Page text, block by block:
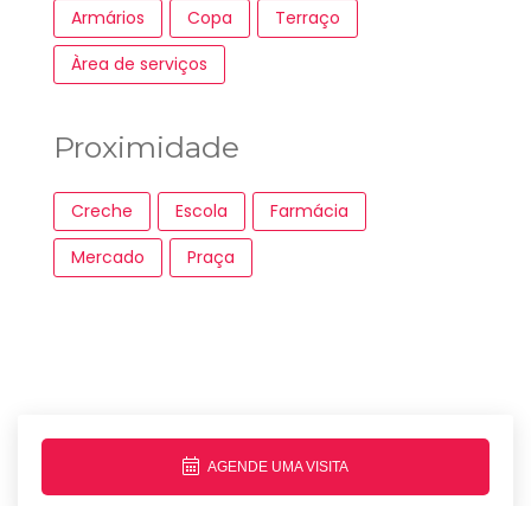
Armários
Copa
Terraço
Àrea de serviços
Proximidade
Creche Escola
Farmácia
Mercado
Praça
AGENDE UMA VISITA